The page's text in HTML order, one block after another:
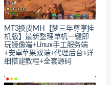
MT3换皮MH【梦三年尊享挂
机版】最新整理单机一键即
玩镜像端+Linux手工服务端
+安卓苹果双端+代理后台+详
细搭建教程+全套源码